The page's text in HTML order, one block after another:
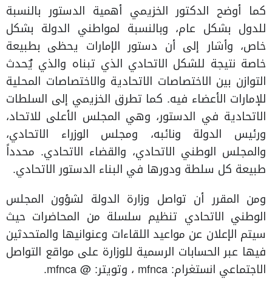
كما أوضح الدكتور الخزيمي أهمية الدستور بالنسبة
للدول بشكل عام، وبالنسبة لمواطني الدولة بشكل
خاص، وأشار إلى أن دستور الإمارات يحظى بطبيعة
خاصة نتيجة للشكل الاتحادي الذي تبناه والذي يٌحدث
التوازن بين الاختصاصات الاتحادية والاختصاصات المحلية
للإمارات الأعضاء فيه. كما تطرق الخزيمي إلى السلطات
الاتحادية في الدستور، وهي المجلس الأعلى للاتحاد،
ورئيس الدولة ونائبه، ومجلس الوزراء الاتحادي،
والمجلس الوطني الاتحادي، والقضاء الاتحادي. محدداً
طبيعة كل سلطة ودورها في البناء الدستور الاتحادي.
ومن المقرر أن تواصل وزارة الدولة لشؤون المجلس
الوطني الاتحادي تنظيم سلسلة من المحاضرات حيث
سيتم الإعلان عن مواعيد اللقاءات وعنوانيها والمتحدثين
فيها عبر الحسابات الرسمية للوزارة على مواقع التواصل
الاجتماعي انستغرام: mfnca ، وتويتر: @ mfnca.